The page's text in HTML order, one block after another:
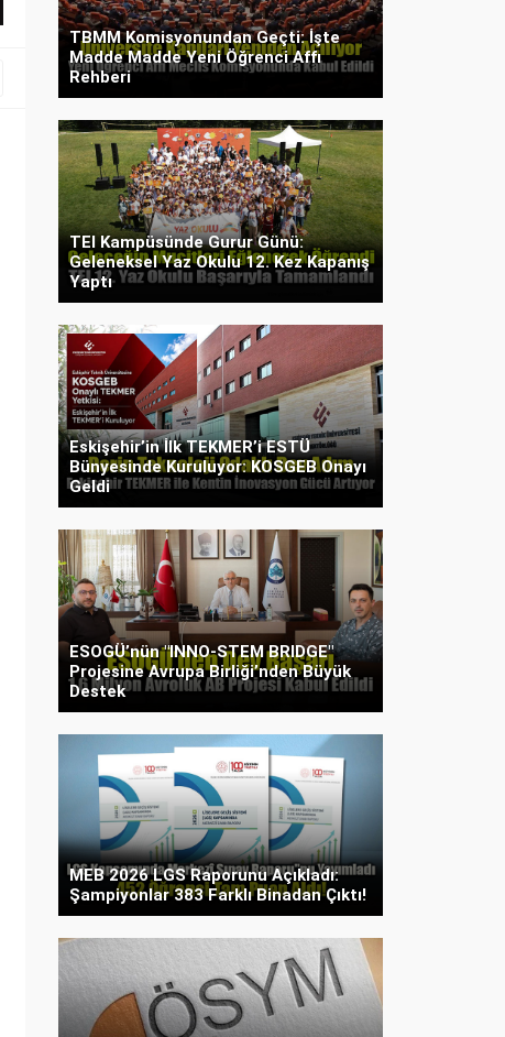
TBMM Komisyonundan Geçti: İşte
Madde Madde Yeni Öğrenci Affı
Rehberi
TEI Kampüsünde Gurur Günü:
Geleneksel Yaz Okulu 12. Kez Kapanış
Yaptı
Eskişehir’in İlk TEKMER’i ESTÜ
Bünyesinde Kuruluyor: KOSGEB Onayı
Geldi
ESOGÜ’nün "INNO-STEM BRIDGE"
Projesine Avrupa Birliği’nden Büyük
Destek
MEB 2026 LGS Raporunu Açıkladı:
Şampiyonlar 383 Farklı Binadan Çıktı!